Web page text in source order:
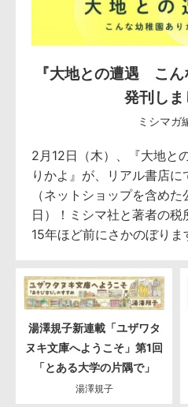
『大地との遭遇 こん
発刊しま
ミシマガ
2月12日（木）、『大地
りかよ』が、リアル書店
（ネットショップを含め
日）！ミシマ社と著者の税
15年ほど前にさかのぼりま
湯澤規子新連載「ユザワタ
ヌキ文庫へようこそ」第1回
「とある大学の片隅で」
湯澤規子